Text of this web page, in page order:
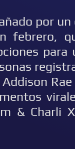
por
febrero,
para
& Charli